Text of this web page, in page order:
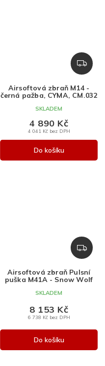
Z
D
R
Airsoftová zbraň M14 -
černá pažba, CYMA, CM.032
SKLADEM
4 041 Kč bez DPH
4 890 Kč
Do košíku
Z
D
R
Airsoftová zbraň Pulsní
puška M41A - Snow Wolf
SKLADEM
6 738 Kč bez DPH
8 153 Kč
Do košíku